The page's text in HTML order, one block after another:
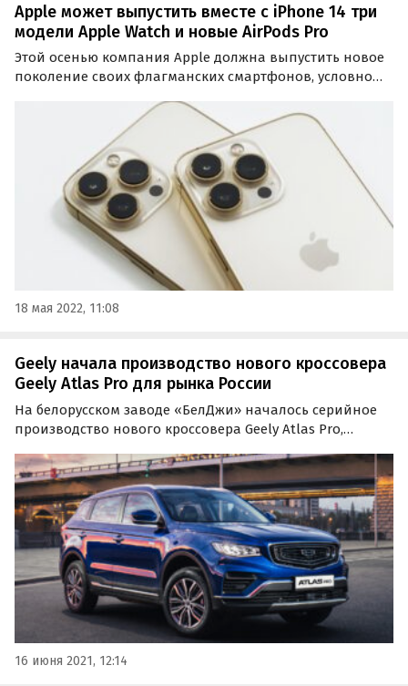
Apple может выпустить вместе с iPhone 14 три
модели Apple Watch и новые AirPods Pro
Этой осенью компания Apple должна выпустить новое
поколение своих флагманских смартфонов, условно
другие мобильные новинки Apple, о чем сообщает
издание Gizmochina, авторам которого стала известна…
18 мая 2022, 11:08
Geely начала производство нового кроссовера
Geely Atlas Pro для рынка России
На белорусском заводе «БелДжи» началось серийное
производство нового кроссовера Geely Atlas Pro,
года и постепенно заменит нынешний паркетник
Atlas. Фото и видео с предприятия опубликовал
«Мотор.ру».
16 июня 2021, 12:14